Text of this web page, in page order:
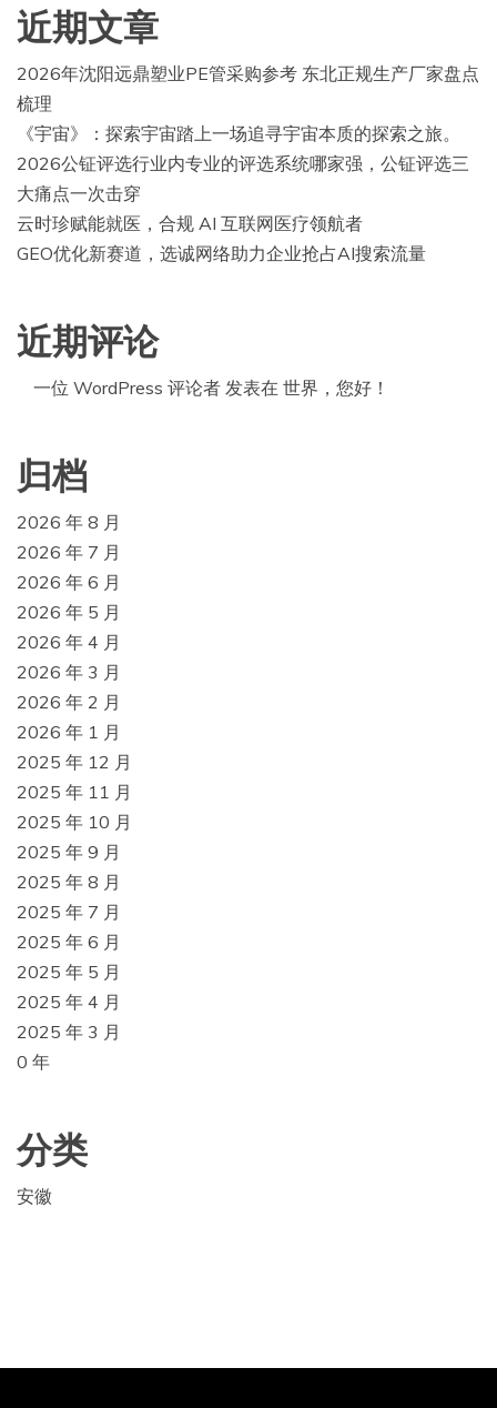
近期文章
2026年沈阳远鼎塑业PE管采购参考 东北正规生产厂家盘点
梳理
《宇宙》：探索宇宙踏上一场追寻宇宙本质的探索之旅。
2026公钲评选行业内专业的评选系统哪家强，公钲评选三
大痛点一次击穿
云时珍赋能就医，合规 AI 互联网医疗领航者
GEO优化新赛道，选诚网络助力企业抢占AI搜索流量
近期评论
一位 WordPress 评论者 发表在 世界，您好！
归档
2026 年 8 月
2026 年 7 月
2026 年 6 月
2026 年 5 月
2026 年 4 月
2026 年 3 月
2026 年 2 月
2026 年 1 月
2025 年 12 月
2025 年 11 月
2025 年 10 月
2025 年 9 月
2025 年 8 月
2025 年 7 月
2025 年 6 月
2025 年 5 月
2025 年 4 月
2025 年 3 月
0 年
分类
安徽